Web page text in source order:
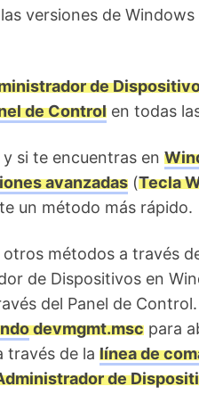
versiones de
de
de Controlen todas
si te encuentras en
avanzadas(Tecla
un método más rápido.
métodos a través
de Dispositivos en
del Panel de
devmgmt.mscpara
través de la línea de
de